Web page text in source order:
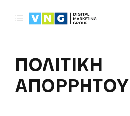
ΠΟΛΙΤΙΚΗ
ΑΠΟΡΡΗΤΟΥ